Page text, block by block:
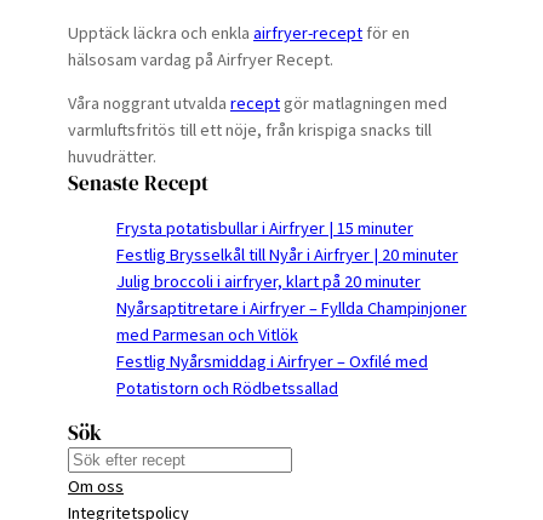
Upptäck läckra och enkla airfryer-recept för en
hälsosam vardag på Airfryer Recept.
Våra noggrant utvalda receptgör matlagningen med
varmluftsfritös till ett nöje, från krispiga snacks till
huvudrätter.
Senaste Recept
Frysta potatisbullar i Airfryer | 15 minuter
Festlig Brysselkål till Nyår i Airfryer | 20 minuter
Julig broccoli i airfryer, klart på 20 minuter
Nyårsaptitretare i Airfryer – Fyllda Champinjoner
med Parmesan och Vitlök
Festlig Nyårsmiddag i Airfryer – Oxfilé med
Potatistorn och Rödbetssallad
Sök
S
e
Om oss
Integritetspolicy